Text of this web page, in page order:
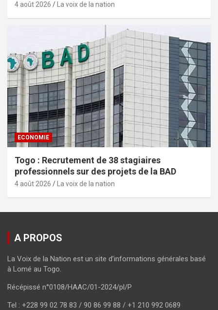
4 août 2026 La voix de la nation
ECONOMIE
Togo : Recrutement de 38 stagiaires
professionnels sur des projets de la BAD
4 août 2026 La voix de la nation
A PROPOS
La Voix de la Nation est un site d’informations générales basé
à Lomé au Togo.
Récépissé n°0108/HAAC/01-2024/pl/P
Tel : +228 99 02 78 83 / 90 86 99 88 / +1 210 992 0689